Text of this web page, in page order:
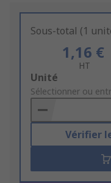
Sous-total (1
1,16 €
HT
Add
to
Basket
Unité
Sélectionner ou
Vérifier